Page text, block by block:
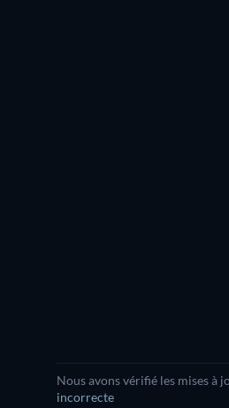
Nous avons vérifié les mises à
incorrecte